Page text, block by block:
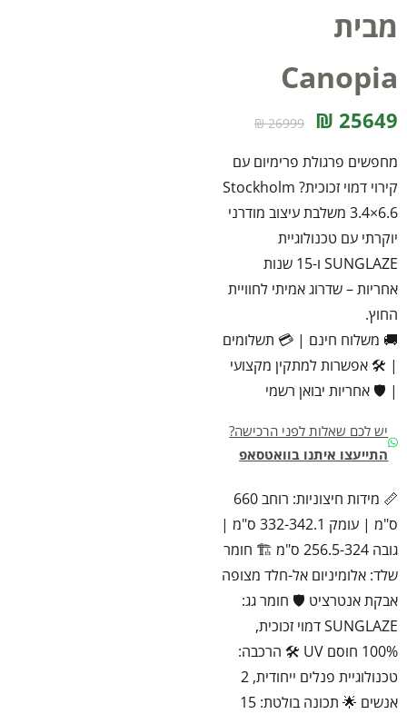
מבית
Canopia
25649 ₪
26999 ₪
מחפשים פרגולת פרימיום עם
קירוי דמוי זכוכית? Stockholm
3.4×6.6 משלבת עיצוב מודרני
יוקרתי עם טכנולוגיית
SUNGLAZE ו-15 שנות
אחריות – שדרוג אמיתי לחוויית
החוץ.
🚚 משלוח חינם | 💳 תשלומים
| 🛠️ אפשרות למתקין מקצועי
| 🛡️ אחריות יבואן רשמי
יש לכם שאלות לפני הרכישה?
התייעצו איתנו בוואטסאפ
📏 מידות חיצוניות: רוחב 660
ס"מ | עומק 332-342.1 ס"מ |
גובה 256.5-324 ס"מ 🏗️ חומר
שלד: אלומיניום אל-חלד מצופה
אבקת אנטרציט 🛡️ חומר גג:
SUNGLAZE דמוי זכוכית,
100% חוסם UV 🛠️ הרכבה:
טכנולוגיית פנלים ייחודית, 2
אנשים 🌟 תכונה בולטת: 15